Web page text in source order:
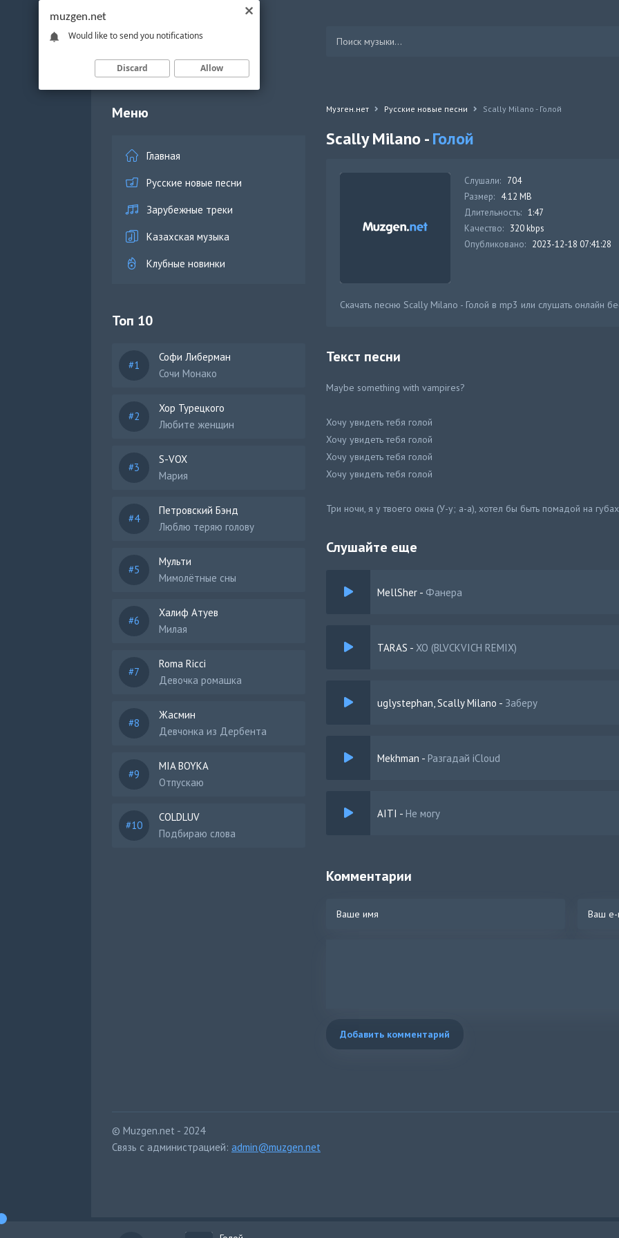
Меню
Главная
Русские новые песни
Зарубежные треки
Казахская музыка
Клубные новинки
Топ 10
Софи Либерман
Сочи Монако
Хор Турецкого
Любите женщин
S-VOX
Мария
Петровский Бэнд
Люблю теряю голову
Мульти
Мимолётные сны
Халиф Атуев
Милая
Roma Ricci
Девочка ромашка
Жасмин
Девчонка из Дербента
MIA BOYKA
Отпускаю
COLDLUV
Подбираю слова
Музген.нет Русские новые песни Scally Milano - Голой
Scally Milano -Голой
Слушали: 704
Размер: 4.12 MB
Длительность: 1:47
Качество: 320 kbps
Опубликовано: 2023-12-18 07:41:28
Скачать песню Scally Milano - Голой в mp3 или слушать онлайн
Текст песни
Maybe something with vampires?
Хочу увидеть тебя голой
Хочу увидеть тебя голой
Хочу увидеть тебя голой
Хочу увидеть тебя голой
Три ночи, я у твоего окна (У-у; а-а), хотел бы быть помадой на
Я буду спать с телефоном в руках (У-у; а-а)
Когда ты рядом, не закрою глаз (А-а)
Хочу увидеть тебя голой
Хочу увидеть тебя голой
Хочу увидеть тебя голой
Хочу увидеть тебя голой (У-у; а-а)
Слушайте еще
MellSher - Фанера
TARAS - XO (BLVCKVICH REMIX)
uglystephan, Scally Milano - Заберу
Mekhman - Разгадай iCloud
AITI - Не могу
Комментарии
Добавить комментарий
© Muzgen.net - 2024
Связь с администрацией: admin@muzgen.net
muzgen.net
Would like to send you notifications
Discard Allow